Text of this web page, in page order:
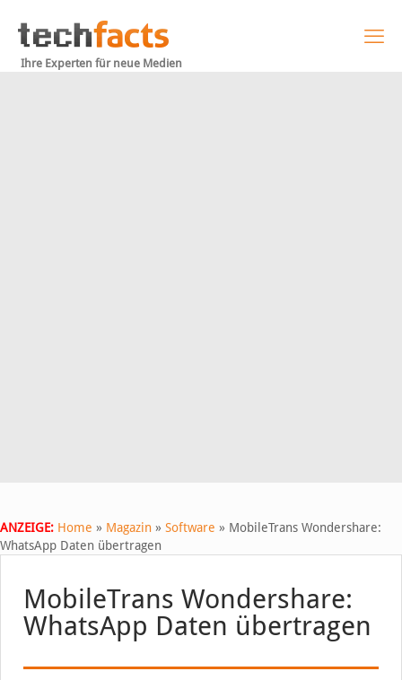
Ihre Experten für neue Medien
ANZEIGE: Home » Magazin » Software » MobileTrans Wondershare:
WhatsApp Daten übertragen
MobileTrans Wondershare:
WhatsApp Daten übertragen